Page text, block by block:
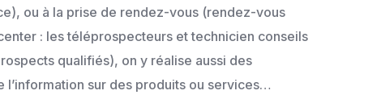
ou à la prise de rendez-vous (rendez-vous
: les téléprospecteurs et technicien conseils
qualifiés), on y réalise aussi des
sur des produits ou services…